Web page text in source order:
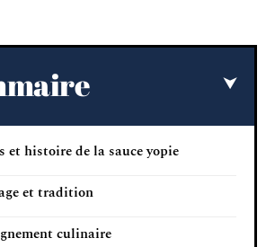
et histoire de la sauce yopie
et tradition
culinaire